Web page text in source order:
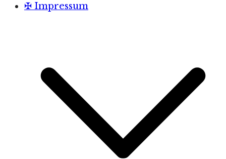
✠ Impressum